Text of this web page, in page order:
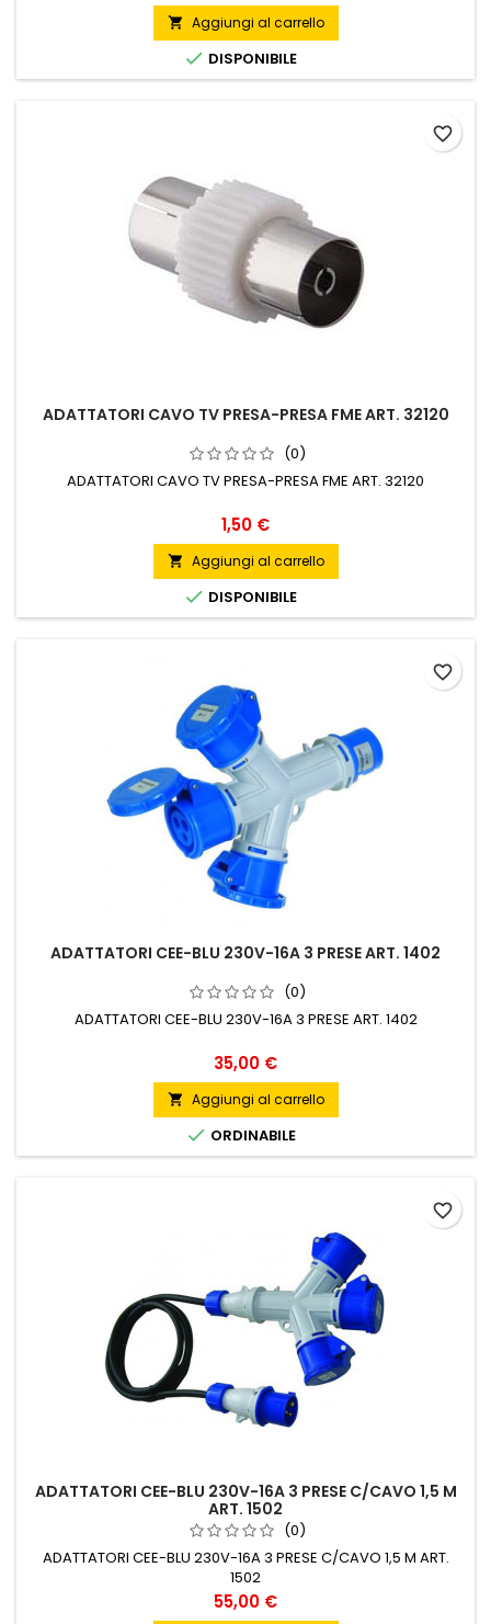
 Aggiungi al carrello
 DISPONIBILE
ADATTATORI CAVO TV PRESA-PRESA FME ART. 32120
(0)
ADATTATORI CAVO TV PRESA-PRESA FME ART. 32120
Prezzo
1,50 €
 Aggiungi al carrello
 DISPONIBILE
favorite_border
ADATTATORI CEE-BLU 230V-16A 3 PRESE ART. 1402
(0)
ADATTATORI CEE-BLU 230V-16A 3 PRESE ART. 1402
Prezzo
35,00 €
 Aggiungi al carrello
 ORDINABILE
favorite_border
ADATTATORI CEE-BLU 230V-16A 3 PRESE C/CAVO 1,5 M
ART. 1502
(0)
ADATTATORI CEE-BLU 230V-16A 3 PRESE C/CAVO 1,5 M ART.
1502
Prezzo
55,00 €
favorite_border